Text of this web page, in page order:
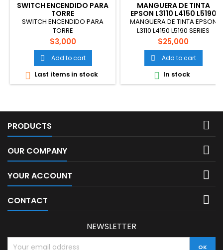
SWITCH ENCENDIDO PARA
TORRE
SWITCH ENCENDIDO PARA
TORRE
Price
$3,000
 Add to cart
 Last items in stock
MANGUERA DE TINTA
EPSON L3110 L4150 L5190
SERIES
MANGUERA DE TINTA EPSON
L3110 L4150 L5190 SERIES
Price
$25,000
 Add to cart
 In stock
PRODUCTS 
OUR COMPANY 
YOUR ACCOUNT 
CONTACT 
NEWSLETTER